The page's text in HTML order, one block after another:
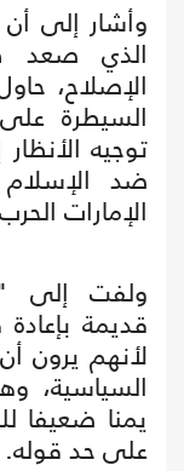
وأشار إلى
الذي صعد
الإصلاح،
السيطرة
توجيه
ضد
الإمارات
ولفت إلى
قديمة
لأنهم يرون
السياسية،
يمنا ضعيفا
على حد قوله.